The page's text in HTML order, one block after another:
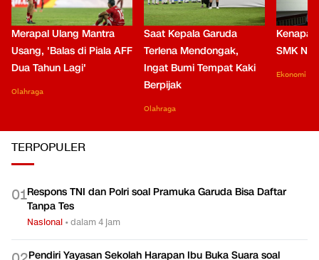
Merapal Ulang Mantra
Usang, 'Balas di Piala AFF
Dua Tahun Lagi'
Olahraga
Saat Kepala Garuda
Terlena Mendongak,
Ingat Bumi Tempat Kaki
Berpijak
Olahraga
Kenapa
SMK
Ekonomi
TERPOPULER
01Respons TNI dan Polri soal Pramuka Garuda Bisa Daftar
Tanpa Tes
Nasional •dalam 4 jam
Pendiri Yayasan Sekolah Harapan Ibu Buka Suara soal